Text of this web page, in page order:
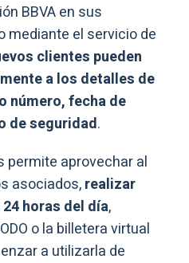
BBVA en sus
mediante el servicio de
clientes pueden
a los detalles de
número, fecha de
de seguridad.
permite aprovechar al
asociados,realizar
horas del día,
o la billetera virtual
a utilizarla de